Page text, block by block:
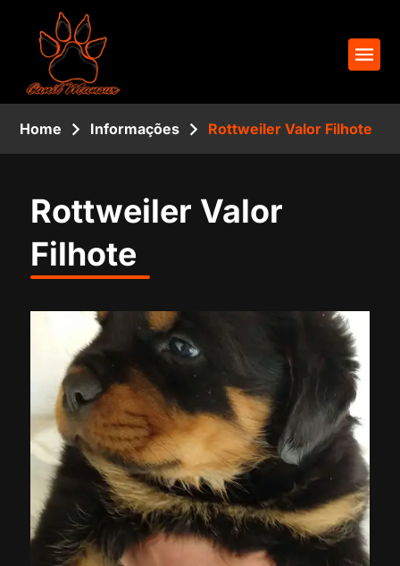
Home Informações Rottweiler Valor Filhote
Rottweiler Valor
Filhote